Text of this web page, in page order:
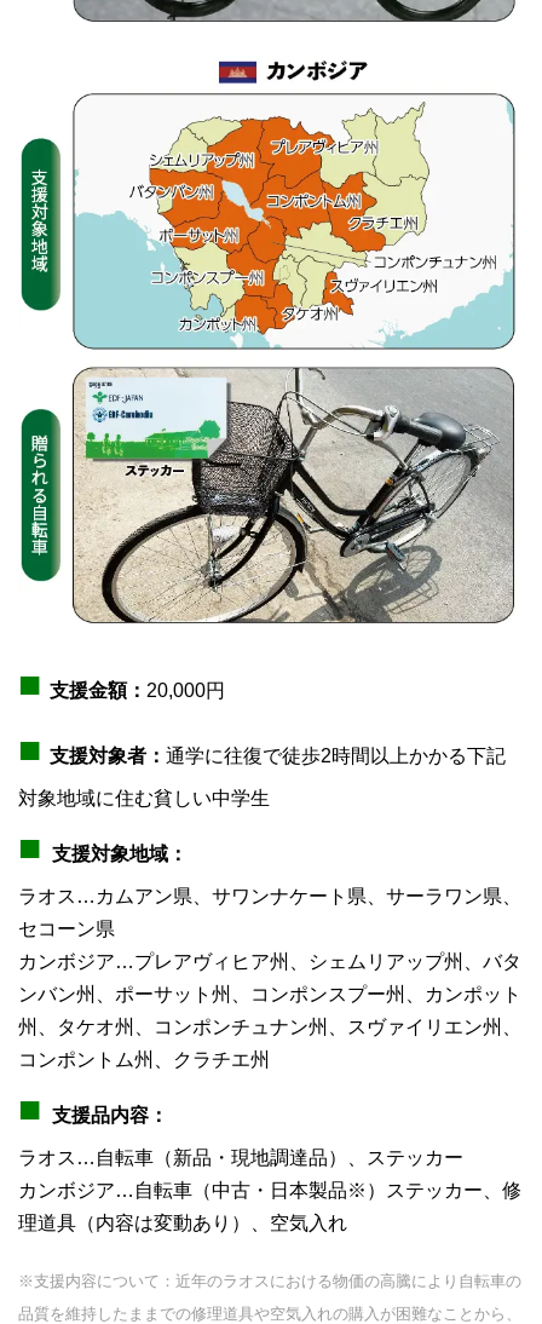
■ 支援金額： 20,000円
■ 支援対象者： 通学に往復で徒歩2時間以上かかる下記
対象地域に住む貧しい中学生
■ 支援対象地域：
ラオス…カムアン県、サワンナケート県、サーラワン県、
セコーン県
カンボジア…プレアヴィヒア州、シェムリアップ州、バタ
ンバン州、ポーサット州、コンポンスプー州、カンポット
州、タケオ州、コンポンチュナン州、スヴァイリエン州、
コンポントム州、クラチエ州
■ 支援品内容 ：
ラオス…自転車（新品・現地調達品）、ステッカー
カンボジア…自転車（中古・日本製品※）ステッカー、修
理道具（内容は変動あり）、空気入れ
※支援内容について：近年のラオスにおける物価の高騰により自転車の
品質を維持したままでの修理道具や空気入れの購入が困難なことから、